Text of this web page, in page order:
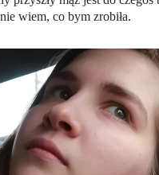
nie wiem, co bym zrobiła.